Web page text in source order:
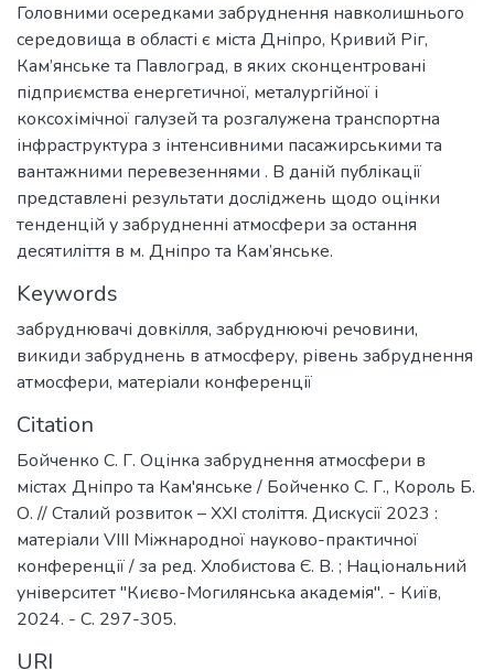
Головними осередками забруднення навколишнього
середовища в області є міста Дніпро, Кривий Ріг,
Кам’янське та Павлоград, в яких сконцентровані
підприємства енергетичної, металургійної і
коксохімічної галузей та розгалужена транспортна
інфраструктура з інтенсивними пасажирськими та
вантажними перевезеннями . В даній публікації
представлені результати досліджень щодо оцінки
тенденцій у забрудненні атмосфери за остання
десятиліття в м. Дніпро та Кам’янське.
Keywords
забруднювачі довкілля, забруднюючі речовини,
викиди забруднень в атмосферу, рівень забруднення
атмосфери, матеріали конференції
Citation
Бойченко С. Г. Оцінка забруднення атмосфери в
містах Дніпро та Кам'янське / Бойченко С. Г., Король Б.
О. // Сталий розвиток – ХХІ століття. Дискусії 2023 :
матеріали VIII Міжнародної науково-практичної
конференції / за ред. Хлобистова Є. В. ; Національний
університет "Києво-Могилянська академія". - Київ,
2024. - C. 297-305.
URI